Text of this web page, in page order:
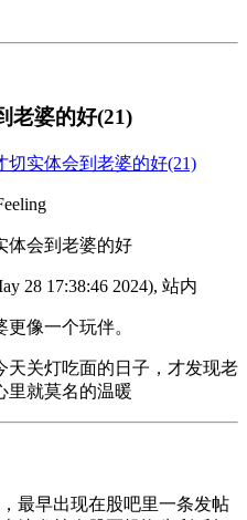
老婆的好(21)
切实体会到老婆的好(21)
体会到老婆的好
28 17:38:46 2024), 站内
像一个玩伴。
天关灯吃面的日子，才发现老
里就莫名的温暖
最早出现在股吧里一条发帖